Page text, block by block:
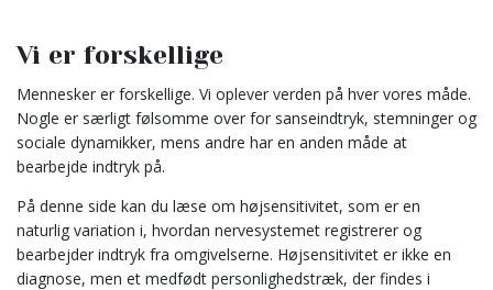
Vi er forskellige
Mennesker er forskellige. Vi oplever verden på hver vores måde.
Nogle er særligt følsomme over for sanseindtryk, stemninger og
sociale dynamikker, mens andre har en anden måde at
bearbejde indtryk på.
På denne side kan du læse om højsensitivitet, som er en
naturlig variation i, hvordan nervesystemet registrerer og
bearbejder indtryk fra omgivelserne. Højsensitivitet er ikke en
diagnose, men et medfødt personlighedstræk, der findes i